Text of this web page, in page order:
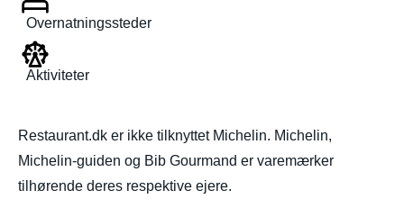
Overnatningssteder
Aktiviteter
Restaurant.dk er ikke tilknyttet Michelin. Michelin,
Michelin-guiden og Bib Gourmand er varemærker
tilhørende deres respektive ejere.